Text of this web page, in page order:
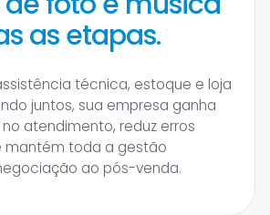
as etapas.
técnica, estoque e loja
juntos, sua empresa ganha
atendimento, reduz erros
mantém toda a gestão
ao pós-venda.